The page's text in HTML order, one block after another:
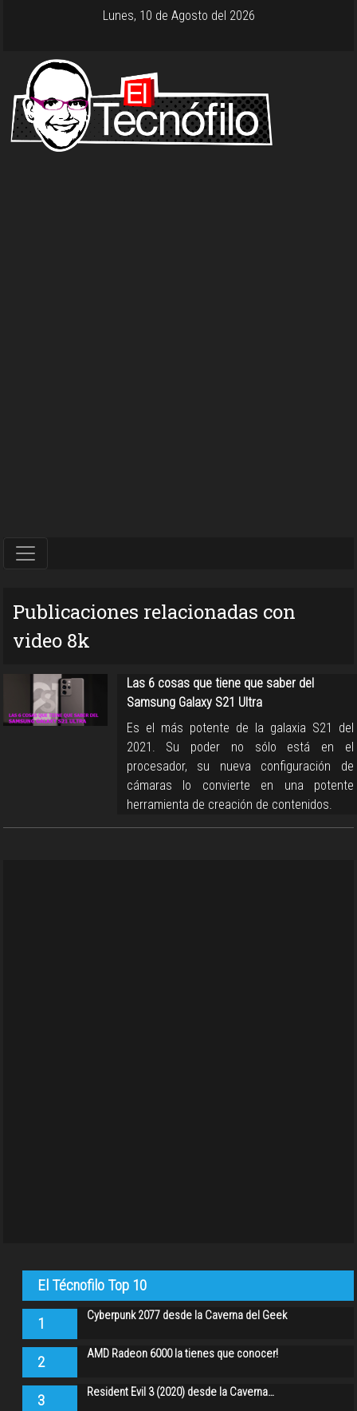
Lunes, 10 de Agosto del 2026
Publicaciones relacionadas con
video 8k
Las 6 cosas que tiene que saber del
Samsung Galaxy S21 Ultra
Es el más potente de la galaxia S21 del
2021. Su poder no sólo está en el
procesador, su nueva configuración de
cámaras lo convierte en una potente
herramienta de creación de contenidos.
El Técnofilo Top 10
1 Cyberpunk 2077 desde la Caverna del Geek
2 AMD Radeon 6000 la tienes que conocer!
3 Resident Evil 3 (2020) desde la Caverna…